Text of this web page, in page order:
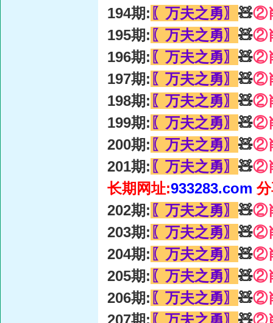
194期: 〖万夫之勇〗 🧸②
195期: 〖万夫之勇〗 🧸②
196期: 〖万夫之勇〗 🧸②
197期: 〖万夫之勇〗 🧸②
198期: 〖万夫之勇〗 🧸②
199期: 〖万夫之勇〗 🧸②
200期: 〖万夫之勇〗 🧸②
201期: 〖万夫之勇〗 🧸②
长期网址:933283.com
202期: 〖万夫之勇〗 🧸②
203期: 〖万夫之勇〗 🧸②
204期: 〖万夫之勇〗 🧸②
205期: 〖万夫之勇〗 🧸②
206期: 〖万夫之勇〗 🧸②
207期: 〖万夫之勇〗 🧸②